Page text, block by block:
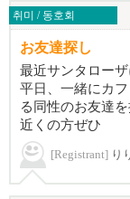
취미 / 동호회
お友達探し
最近サンタロー
平日、一緒にカ
る同性のお友達
近くの方ぜひ
[Registrant] り